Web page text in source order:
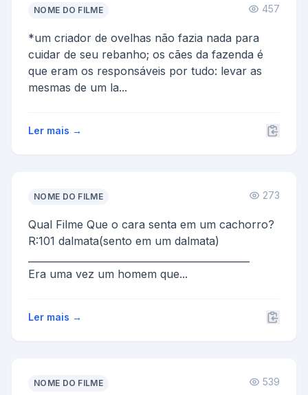
NOME DO FILME 457
*um criador de ovelhas não fazia nada para
cuidar de seu rebanho; os cães da fazenda é
que eram os responsáveis por tudo: levar as
mesmas de um la...
Ler mais →
NOME DO FILME 273
Qual Filme Que o cara senta em um cachorro?
R:101 dalmata(sento em um dalmata)
Era uma vez um homem que...
Ler mais →
NOME DO FILME 539